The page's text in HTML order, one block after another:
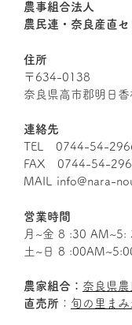
農事組合法人
農民連・奈良産直セ
住所
〒634-0138
奈良県高市郡明日
連絡先
TEL 0744-54-
FAX 0744-54-
MAIL info@nara-
営業時間
月~金 8 :30 AM~5:
土~日 8
農家組合： 奈良県農
直売所 ： 旬の里ま